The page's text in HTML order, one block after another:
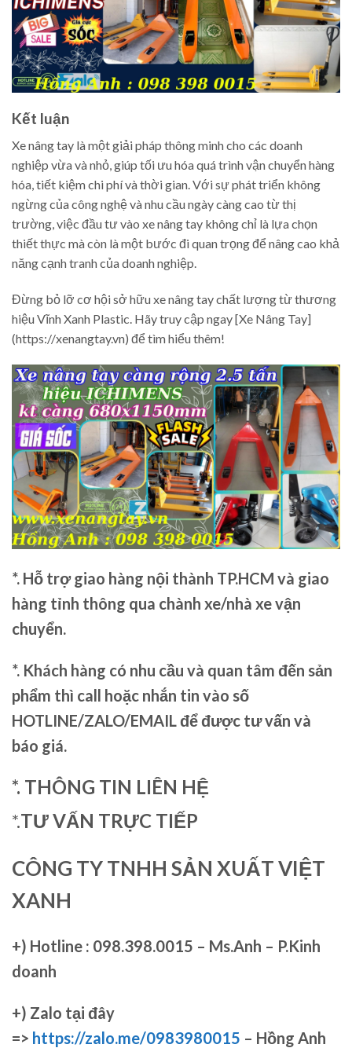
Kết luận
Xe nâng tay là một giải pháp thông minh cho các doanh
nghiệp vừa và nhỏ, giúp tối ưu hóa quá trình vận chuyển hàng
hóa, tiết kiệm chi phí và thời gian. Với sự phát triển không
ngừng của công nghệ và nhu cầu ngày càng cao từ thị
trường, việc đầu tư vào xe nâng tay không chỉ là lựa chọn
thiết thực mà còn là một bước đi quan trọng để nâng cao khả
năng cạnh tranh của doanh nghiệp.
Đừng bỏ lỡ cơ hội sở hữu xe nâng tay chất lượng từ thương
hiệu Vĩnh Xanh Plastic. Hãy truy cập ngay [Xe Nâng Tay]
(https://xenangtay.vn) để tìm hiểu thêm!
*. Hỗ trợ giao hàng nội thành TP.HCM và giao
hàng tỉnh thông qua chành xe/nhà xe vận
chuyển.
*. Khách hàng có nhu cầu và quan tâm đến sản
phẩm thì call hoặc nhắn tin vào số
HOTLINE/ZALO/EMAIL để được tư vấn và
báo giá.
*. THÔNG TIN LIÊN HỆ
*.TƯ VẤN TRỰC TIẾP
CÔNG TY TNHH SẢN XUẤT VIỆT
XANH
+) Hotline : 098.398.0015 – Ms.Anh – P.Kinh
doanh
+) Zalo tại đây
=> https://zalo.me/0983980015 – Hồng Anh